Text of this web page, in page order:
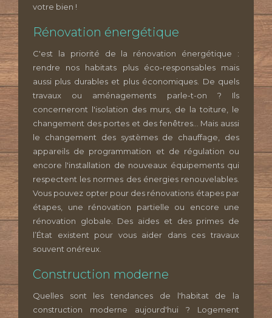
votre bien !
Rénovation énergétique
C'est la priorité de la rénovation énergétique :
rendre nos habitats plus éco-responsables mais
aussi plus durables et plus économiques. De quels
travaux ou aménagements parle-t-on ? Ils
concerneront l'isolation des murs, de la toiture, le
changement des portes et des fenêtres... Mais aussi
le changement des systèmes de chauffage, des
appareils de programmation et de régulation ou
encore l'installation de nouveaux équipements qui
respectent les normes des énergies renouvelables.
Vous pouvez opter pour des rénovations étapes par
étapes, une rénovation partielle ou encore une
rénovation globale. Des aides et des primes de
l’État existent pour vous aider dans ces travaux
souvent onéreux.
Construction moderne
Quelles sont les tendances de l'habitat de la
construction moderne aujourd'hui ? Logement